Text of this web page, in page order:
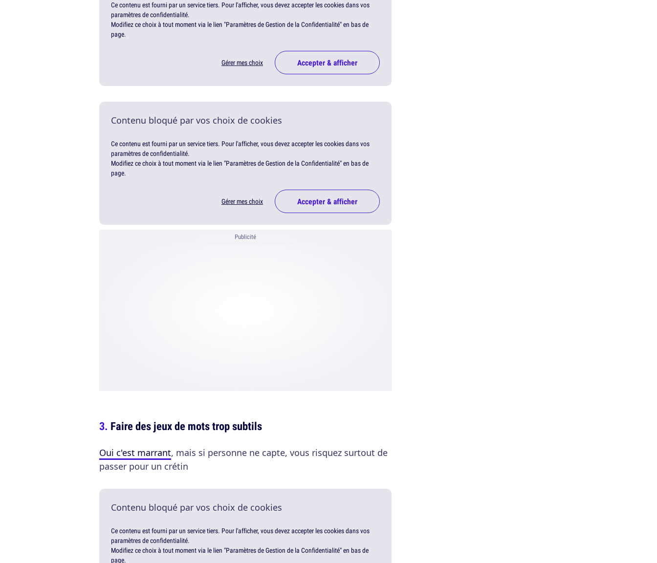
Ce contenu est fourni par un service tiers. Pour l'afficher, vous devez accepter les cookies dans vos
paramètres de confidentialité.
Modifiez ce choix à tout moment via le lien "Paramètres de Gestion de la Confidentialité" en bas de
page.
Gérer mes choix Accepter & afficher
Contenu bloqué par vos choix de cookies
Ce contenu est fourni par un service tiers. Pour l'afficher, vous devez accepter les cookies dans vos
paramètres de confidentialité.
Modifiez ce choix à tout moment via le lien "Paramètres de Gestion de la Confidentialité" en bas de
page.
Gérer mes choix Accepter & afficher
Publicité
Faire des jeux de mots trop subtils
Oui c'est marrant, mais si personne ne capte, vous risquez surtout de
passer pour un crétin
Contenu bloqué par vos choix de cookies
Ce contenu est fourni par un service tiers. Pour l'afficher, vous devez accepter les cookies dans vos
paramètres de confidentialité.
Modifiez ce choix à tout moment via le lien "Paramètres de Gestion de la Confidentialité" en bas de
page.